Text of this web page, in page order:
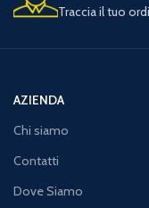
Traccia il tuo
AZIENDA
Chi siamo
Contatti
Dove Siamo